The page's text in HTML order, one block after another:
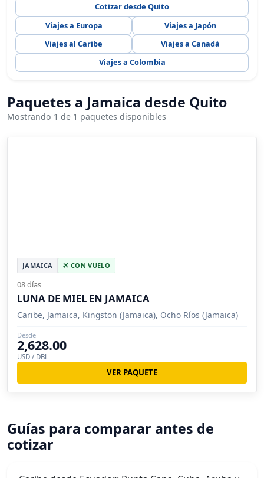
Cotizar desde Quito
Viajes a Europa
Viajes a Japón
Viajes al Caribe
Viajes a Canadá
Viajes a Colombia
Paquetes a Jamaica desde Quito
Mostrando 1 de 1 paquetes disponibles
JAMAICA CON VUELO
08 días
LUNA DE MIEL EN JAMAICA
Caribe, Jamaica, Kingston (Jamaica), Ocho Ríos (Jamaica)
Desde
2,628.00
USD / DBL
VER PAQUETE
Guías para comparar antes de
cotizar